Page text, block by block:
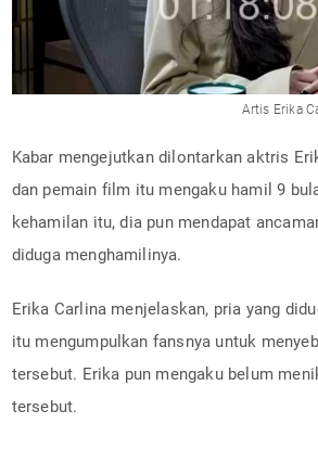
Artis Erika
Kabar mengejutkan dilontarkan aktris
dan pemain film itu mengaku hamil 9
kehamilan itu, dia pun mendapat
diduga menghamilinya.
Erika Carlina menjelaskan, pria yang
itu mengumpulkan fansnya untuk
tersebut. Erika pun mengaku belum
tersebut.